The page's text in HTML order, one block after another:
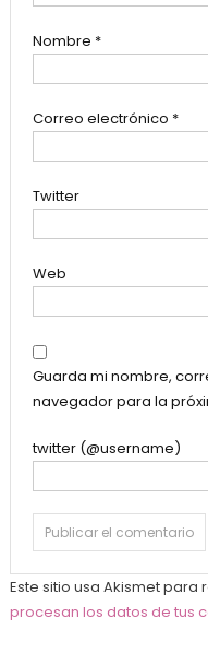
Nombre *
Correo electrónico *
Twitter
Web
Guarda mi nombre,
navegador para la
twitter (@username)
Este sitio usa Akismet para
procesan los datos de tus